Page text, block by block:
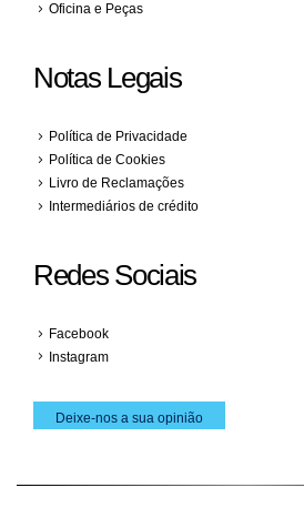
Oficina e Peças
Notas Legais
Política de Privacidade
Política de Cookies
Livro de Reclamações
Intermediários de crédito
Redes Sociais
Facebook
Instagram
Deixe-nos a sua opinião